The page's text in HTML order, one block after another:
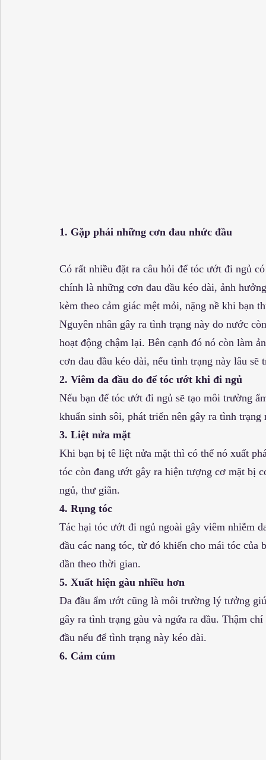
1. Gặp phải những cơn đau nhức đầu
Có rất nhiều đặt ra câu hỏi để tóc ướt đi ngủ
chính là những cơn đau đầu kéo dài, ảnh
kèm theo cảm giác mệt mỏi, nặng nề khi bạn
Nguyên nhân gây ra tình trạng này do nước
hoạt động chậm lại. Bên cạnh đó nó còn làm
cơn đau đầu kéo dài, nếu tình trạng này lâu
2. Viêm da đầu do để tóc ướt khi đi ngủ
Nếu bạn để tóc ướt đi ngủ sẽ tạo môi trường
khuẩn sinh sôi, phát triển nên gây ra tình
3. Liệt nửa mặt
Khi bạn bị tê liệt nửa mặt thì có thể nó xuất
tóc còn đang ướt gây ra hiện tượng cơ mặt bị
ngủ, thư giãn.
4. Rụng tóc
Tác hại tóc ướt đi ngủ ngoài gây viêm nhiễm
đầu các nang tóc, từ đó khiến cho mái tóc
dần theo thời gian.
5. Xuất hiện gàu nhiều hơn
Da đầu ẩm ướt cũng là môi trường lý tưởng
gây ra tình trạng gàu và ngứa ra đầu. Thậm
đầu nếu để tình trạng này kéo dài.
6. Cảm cúm